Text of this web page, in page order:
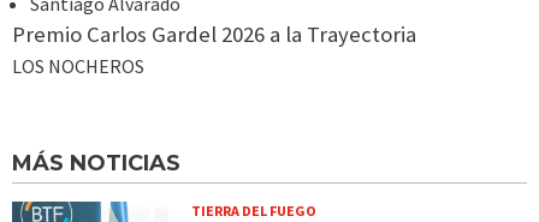
Premio Carlos Gardel 2026 a la Trayectoria
LOS NOCHEROS
MÁS NOTICIAS
TIERRA DEL FUEGO